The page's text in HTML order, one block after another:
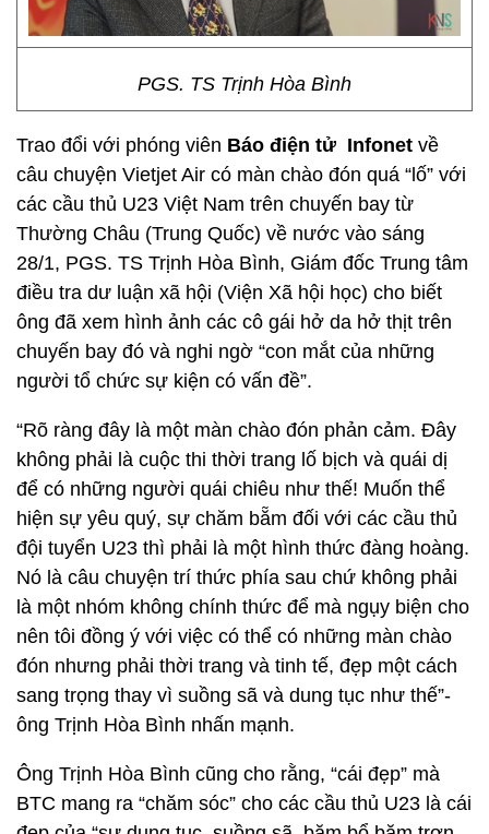
PGS. TS Trịnh Hòa Bình
Trao đổi với phóng viên Báo điện tử Infonet về
câu chuyện Vietjet Air có màn chào đón quá “lố” với
các cầu thủ U23 Việt Nam trên chuyến bay từ
Thường Châu (Trung Quốc) về nước vào sáng
28/1, PGS. TS Trịnh Hòa Bình, Giám đốc Trung tâm
điều tra dư luận xã hội (Viện Xã hội học) cho biết
ông đã xem hình ảnh các cô gái hở da hở thịt trên
chuyến bay đó và nghi ngờ “con mắt của những
người tổ chức sự kiện có vấn đề”.
“Rõ ràng đây là một màn chào đón phản cảm. Đây
không phải là cuộc thi thời trang lố bịch và quái dị
để có những người quái chiêu như thế! Muốn thể
hiện sự yêu quý, sự chăm bẵm đối với các cầu thủ
đội tuyển U23 thì phải là một hình thức đàng hoàng.
Nó là câu chuyện trí thức phía sau chứ không phải
là một nhóm không chính thức để mà ngụy biện cho
nên tôi đồng ý với việc có thể có những màn chào
đón nhưng phải thời trang và tinh tế, đẹp một cách
sang trọng thay vì suồng sã và dung tục như thế”-
ông Trịnh Hòa Bình nhấn mạnh.
Ông Trịnh Hòa Bình cũng cho rằng, “cái đẹp” mà
BTC mang ra “chăm sóc” cho các cầu thủ U23 là cái